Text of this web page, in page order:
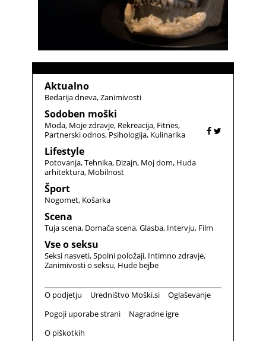
Aktualno
Bedarija dneva Zanimivosti
Sodoben moški
Moda Moje zdravje Rekreacija Fitnes
Partnerski odnos Psihologija Kulinarika
Lifestyle
Potovanja Tehnika Dizajn Moj dom Huda
arhitektura Mobilnost
Šport
Nogomet Košarka
Scena
Tuja scena Domača scena Glasba Intervju Film
Vse o seksu
Seksi nasveti Spolni položaji Intimno zdravje
Zanimivosti o seksu Hude bejbe
O podjetju Uredništvo Moški.si
Oglaševanje
Pogoji uporabe strani
Nagradne igre
O piškotkih